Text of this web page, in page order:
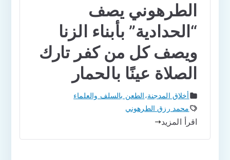
الطرهوني يصف
“الحدادية” بأبناء الزنا
ويصف كل من كفر تارك
الصلاة عينًا بالحمار
أخلاق المدجنة،الطعن بالسلف والعلماء
محمد رزق الطرهوني
اقرأ المزيد